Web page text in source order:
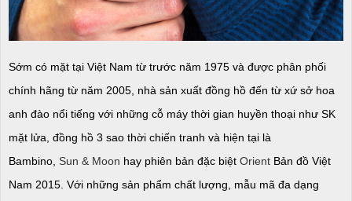
Sớm có mặt tại Việt Nam từ trước năm 1975 và được phân phối
chính hãng từ năm 2005, nhà sản xuất đồng hồ đến từ xứ sở hoa
anh đào nổi tiếng với những cỗ máy thời gian huyền thoại như SK
mặt lửa, đồng hồ 3 sao thời chiến tranh và hiện tại là
Bambino, Sun & Moon hay phiên bản đặc biệt Orient Bản đồ Việt
Nam 2015. Với những sản phẩm chất lượng, mẫu mã đa dạng